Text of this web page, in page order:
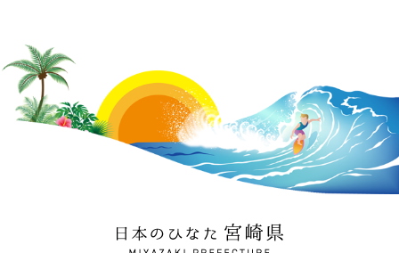
日本のひなた 宮崎県